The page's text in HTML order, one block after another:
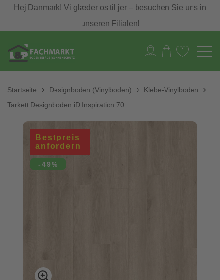
Hej Danmark! Vi glæder os til jer – besuchen Sie uns in
unseren Filialen!
Startseite Designboden (Vinylboden)
Klebe-Vinylboden
Tarkett Designboden iD Inspiration 70
Bestpreis
anfordern
-49%